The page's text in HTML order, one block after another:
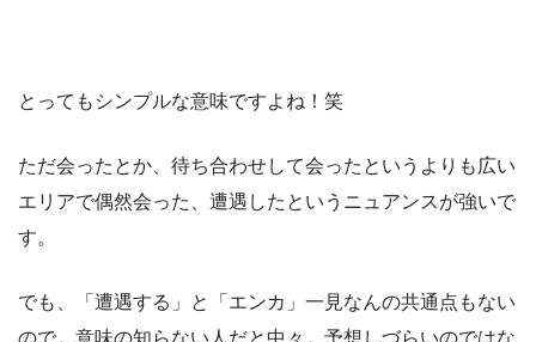
とってもシンプルな意味ですよね！笑
ただ会ったとか、待ち合わせして会ったというよりも広い
エリアで偶然会った、遭遇したというニュアンスが強いで
す。
でも、「遭遇する」と「エンカ」一見なんの共通点もない
ので、意味の知らない人だと中々、予想しづらいのではな